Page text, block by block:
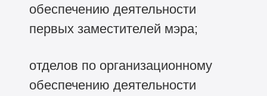
обеспечению деятельности
первых заместителей мэра;
отделов по организационному
обеспечению деятельности